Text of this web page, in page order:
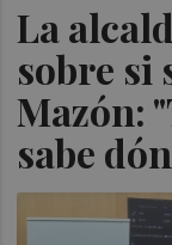
La
sobre si
Mazón:
sabe